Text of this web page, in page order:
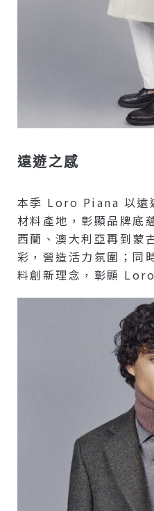
遠遊之感
本季 Loro Piana 以遠
材料產地，彰顯品牌底
西蘭、澳大利亞再到蒙
彩，營造活力氛圍；同
料創新理念，彰顯